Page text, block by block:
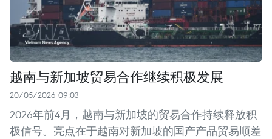
越南与新加坡贸易合作继续积极发展
20/05/2026 09:03
2026年前4月，越南与新加坡的贸易合作持续释放积
极信号。亮点在于越南对新加坡的国产产品贸易顺差